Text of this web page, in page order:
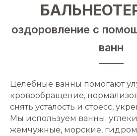
оздоровление с
ванн
Целебные ванны помогают
кровообращение,
снять усталость и стресс,
Мы используем ванны:
жемчужные, морские,